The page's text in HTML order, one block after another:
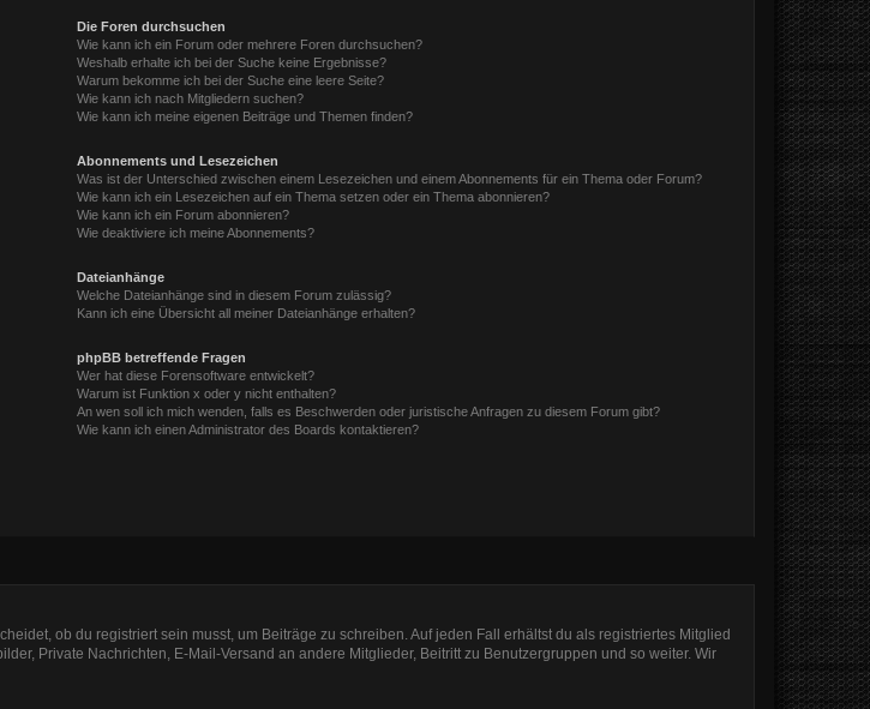
Die Foren durchsuchen
Wie kann ich ein Forum oder mehrere Foren durchsuchen?
Weshalb erhalte ich bei der Suche keine Ergebnisse?
Warum bekomme ich bei der Suche eine leere Seite?
Wie kann ich nach Mitgliedern suchen?
Wie kann ich meine eigenen Beiträge und Themen finden?
Abonnements und Lesezeichen
Was ist der Unterschied zwischen einem Lesezeichen und einem Abonnements für ein Thema oder Forum?
Wie kann ich ein Lesezeichen auf ein Thema setzen oder ein Thema abonnieren?
Wie kann ich ein Forum abonnieren?
Wie deaktiviere ich meine Abonnements?
Dateianhänge
Welche Dateianhänge sind in diesem Forum zulässig?
Kann ich eine Übersicht all meiner Dateianhänge erhalten?
phpBB betreffende Fragen
Wer hat diese Forensoftware entwickelt?
Warum ist Funktion x oder y nicht enthalten?
An wen soll ich mich wenden, falls es Beschwerden oder juristische Anfragen zu diesem Forum gibt?
Wie kann ich einen Administrator des Boards kontaktieren?
ob du registriert sein musst, um Beiträge zu schreiben. Auf jeden Fall erhältst du als registriertes Mitglied
Private Nachrichten, E-Mail-Versand an andere Mitglieder, Beitritt zu Benutzergruppen und so weiter. Wir